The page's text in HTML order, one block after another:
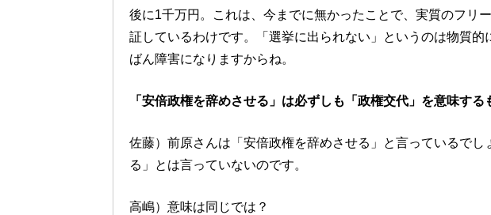
後に1千万円。これは、今までに無かったことで、実質のフリ
証しているわけです。「選挙に出られない」というのは物質的
ばん障害になりますからね。
「安倍政権を辞めさせる」は必ずしも「政権交代」を意味する
佐藤）前原さんは「安倍政権を辞めさせる」と言っているで
る」とは言っていないのです。
高嶋）意味は同じでは？